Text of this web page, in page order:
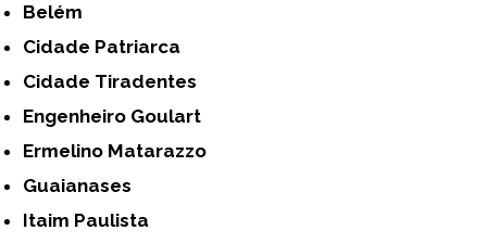
Belém
Cidade Patriarca
Cidade Tiradentes
Engenheiro Goulart
Ermelino Matarazzo
Guaianases
Itaim Paulista